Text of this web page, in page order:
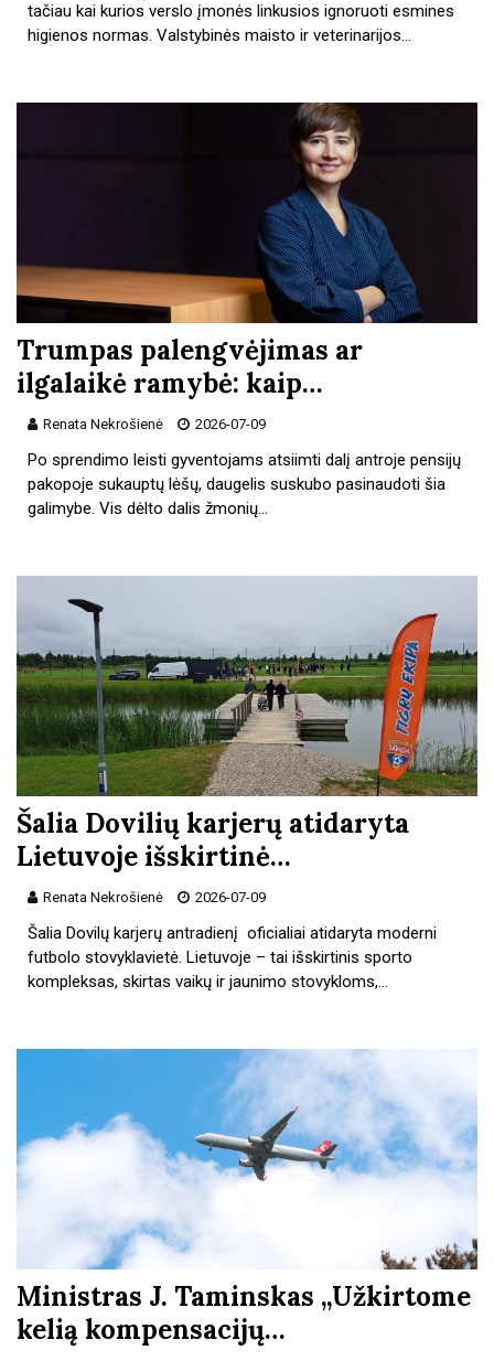
tačiau kai kurios verslo įmonės linkusios ignoruoti esmines
higienos normas. Valstybinės maisto ir veterinarijos…
Trumpas palengvėjimas ar
ilgalaikė ramybė: kaip…
Renata Nekrošienė 2026-07-09
Po sprendimo leisti gyventojams atsiimti dalį antroje pensijų
pakopoje sukauptų lėšų, daugelis suskubo pasinaudoti šia
galimybe. Vis dėlto dalis žmonių…
Šalia Dovilių karjerų atidaryta
Lietuvoje išskirtinė…
Renata Nekrošienė 2026-07-09
Šalia Dovilų karjerų antradienį oficialiai atidaryta moderni
futbolo stovyklavietė. Lietuvoje – tai išskirtinis sporto
kompleksas, skirtas vaikų ir jaunimo stovykloms,…
Ministras J. Taminskas „Užkirtome
kelią kompensacijų…